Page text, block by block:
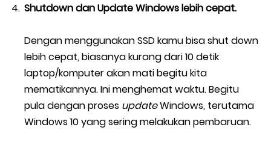
Shutdown dan Update Windows lebih cepat.
Dengan menggunakan SSD kamu bisa shut down
lebih cepat, biasanya kurang dari 10 detik
laptop/komputer akan mati begitu kita
mematikannya. Ini menghemat waktu. Begitu
pula dengan proses updateWindows, terutama
Windows 10 yang sering melakukan pembaruan.